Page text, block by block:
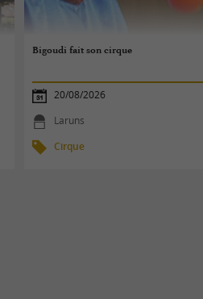
Bigoudi fait son cirque
20/08/2026
Laruns
Cirque